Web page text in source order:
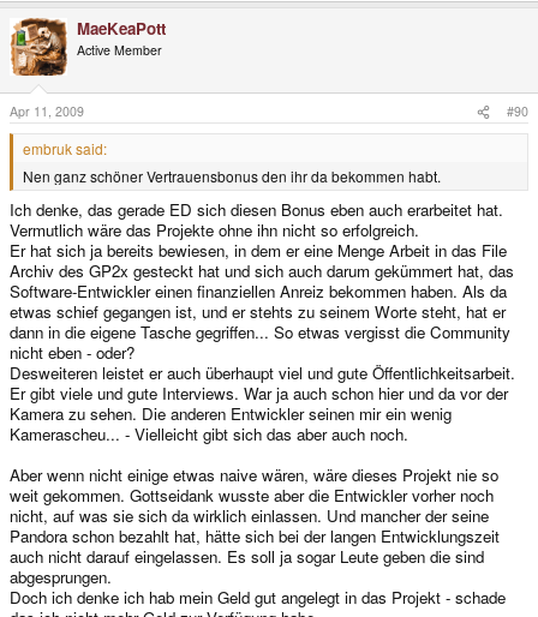
MaeKeaPott
Active Member
Apr 11, 2009 #90
embruk said:
Nen ganz schöner Vertrauensbonus den ihr da bekommen habt.
Ich denke, das gerade ED sich diesen Bonus eben auch erarbeitet hat.
Vermutlich wäre das Projekte ohne ihn nicht so erfolgreich.
Er hat sich ja bereits bewiesen, in dem er eine Menge Arbeit in das File
Archiv des GP2x gesteckt hat und sich auch darum gekümmert hat, das
Software-Entwickler einen finanziellen Anreiz bekommen haben. Als da
etwas schief gegangen ist, und er stehts zu seinem Worte steht, hat er
dann in die eigene Tasche gegriffen... So etwas vergisst die Community
nicht eben - oder?
Desweiteren leistet er auch überhaupt viel und gute Öffentlichkeitsarbeit.
Er gibt viele und gute Interviews. War ja auch schon hier und da vor der
Kamera zu sehen. Die anderen Entwickler seinen mir ein wenig
Kamerascheu... - Vielleicht gibt sich das aber auch noch.
Aber wenn nicht einige etwas naive wären, wäre dieses Projekt nie so
weit gekommen. Gottseidank wusste aber die Entwickler vorher noch
nicht, auf was sie sich da wirklich einlassen. Und mancher der seine
Pandora schon bezahlt hat, hätte sich bei der langen Entwicklungszeit
auch nicht darauf eingelassen. Es soll ja sogar Leute geben die sind
abgesprungen.
Doch ich denke ich hab mein Geld gut angelegt in das Projekt - schade